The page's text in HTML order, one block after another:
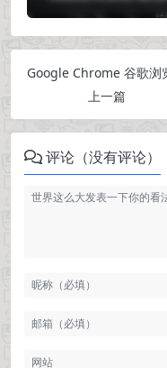
上一篇
评论（没有评论）